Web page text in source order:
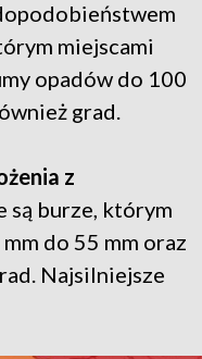
miejscami
opadów do 100
grad.
z
są burze, którym
do 55 mm oraz
Najsilniejsze